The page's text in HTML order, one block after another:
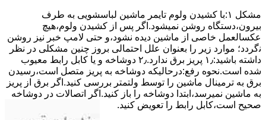
مشکل ۱:ﺑﺎ ﮐﺸﯿﺪن وﻟﻮم ﺗﺎﯾﻤﺮ ماشین لباسشویی به طرف
ﺑﯿﺮون،دستگاه روﺷﻦ نمیشود.اﮔﺮ ﭘﺲ از ﮐﺸﯿﺪن وﻟﻮم،ﻫﯿﭻ
عکسالعمل ﺧﺎﺻﯽ از ﻣﺎﺷﯿﻦ دﯾﺪه نشود،و حتی ﻻﻣﭗ ﺧﺒﺮ ﻧﯿﺰ روﺷﻦ
ﻧگردد؛ موارد زیر را بعنوان ﻋﻠﻞ احتمالی بروز چنین مشکلی در نظر
داشته باشید:۱٫ ﭘﺮﯾﺰ ﺑﺮق ﻧﺪارد.۲٫ دوﺷﺎﺧﻪ و ﯾﺎ ﮐﺎﺑﻞ راﺑﻂ ﻣﻌﯿﻮب
ﺷﺪه است.نحوه رفع:درحالیکه دوﺷﺎﺧﻪ ﺑﻪ ﭘﺮﯾﺰ ﻣﺘﺼﻞ اﺳﺖ،رﺳﯿﺪن
ﺑﺮق ﺑﻪ ﺗﺮﻣﯿﻨﺎل ﻣﺎﺷﯿﻦ را ﺗﻮﺳﻂ ولتمتر بررسی ﮐﻨﯿﺪ.اﮔﺮ ﺑﺮق از ﭘﺮﯾﺰ
ﺑﻪ ﻣﺎﺷﯿﻦ نمیرسد،اﺑﺘﺪا دوشاخه را باز کنید.اﮔﺮ اﺗﺼﺎﻻت در دوشاخه
ﺻﺤﯿﺢ اﺳﺖ،ﮐﺎﺑﻞ راﺑﻂ را ﺗﻌﻮﯾﺾ کنید.